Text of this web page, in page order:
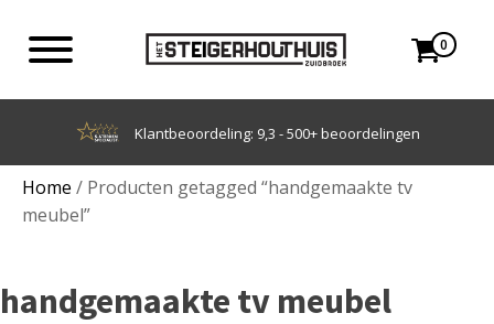
0
Achteraf betalen met Klarna
Home / Producten getagged “handgemaakte tv
meubel”
handgemaakte tv meubel